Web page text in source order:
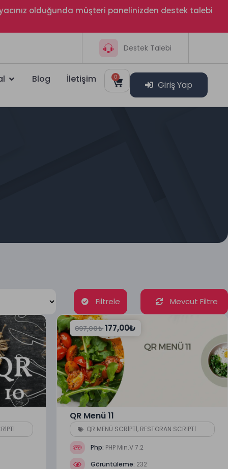
olduğunda müşteri panelinizden destek talebi
Destek Talebi
Blog İletişim 0
Giriş Yap
Filtrele Mevcut Filtre
QR Menü 11
QR MENÜ SCRİPTİ, RESTORAN SCRİPTİ
Php: PHP Min.V 7.2
Görüntüleme: 232
897,00₺177,00₺